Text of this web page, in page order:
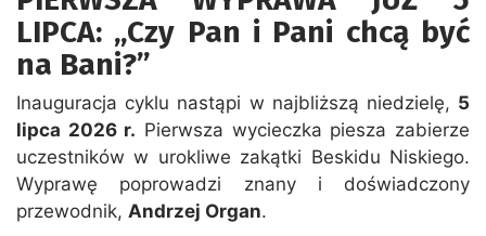
LIPCA: „Czy Pan i Pani chcą być
na Bani?”
Inauguracja cyklu nastąpi w najbliższą niedzielę, 5
lipca 2026 r. Pierwsza wycieczka piesza zabierze
uczestników w urokliwe zakątki Beskidu Niskiego.
Wyprawę poprowadzi znany i doświadczony
przewodnik, Andrzej Organ.